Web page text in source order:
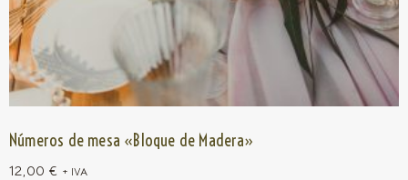
Números de mesa «Bloque de Madera»
12,00 € + IVA